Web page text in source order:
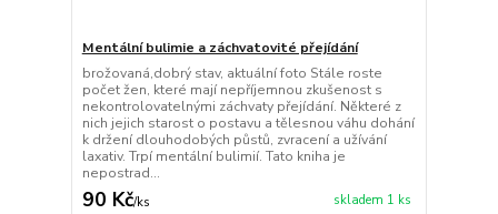
Mentální bulimie a záchvatovité přejídání
brožovaná,dobrý stav, aktuální foto Stále roste
počet žen, které mají nepříjemnou zkušenost s
nekontrolovatelnými záchvaty přejídání. Některé z
nich jejich starost o postavu a tělesnou váhu dohání
k držení dlouhodobých půstů, zvracení a užívání
laxativ. Trpí mentální bulimií. Tato kniha je
nepostrad...
90 Kč/ks skladem 1 ks